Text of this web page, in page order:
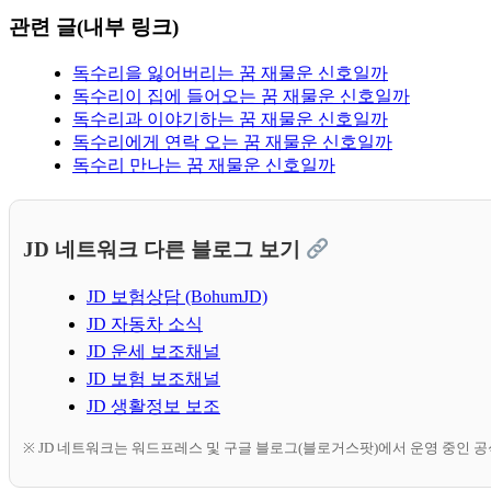
관련 글(내부 링크)
독수리을 잃어버리는 꿈 재물운 신호일까
독수리이 집에 들어오는 꿈 재물운 신호일까
독수리과 이야기하는 꿈 재물운 신호일까
독수리에게 연락 오는 꿈 재물운 신호일까
독수리 만나는 꿈 재물운 신호일까
JD 네트워크 다른 블로그 보기
JD 보험상담 (BohumJD)
JD 자동차 소식
JD 운세 보조채널
JD 보험 보조채널
JD 생활정보 보조
※ JD 네트워크는 워드프레스 및 구글 블로그(블로거스팟)에서 운영 중인